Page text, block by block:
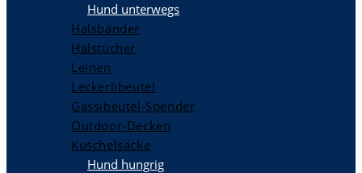
Hund unterwegs
Halsbänder
Halstücher
Leinen
Leckerlibeutel
Gassibeutel-Spender
Outdoor-Decken
Kuschelsäcke
Hund hungrig